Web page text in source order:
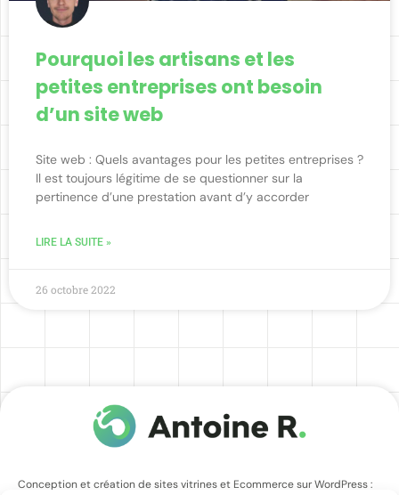
Pourquoi les artisans et les
petites entreprises ont besoin
d’un site web
Site web : Quels avantages pour les petites entreprises ?
Il est toujours légitime de se questionner sur la
pertinence d’une prestation avant d’y accorder
LIRE LA SUITE »
26 octobre 2022
Conception et création de sites vitrines et Ecommerce sur WordPress :